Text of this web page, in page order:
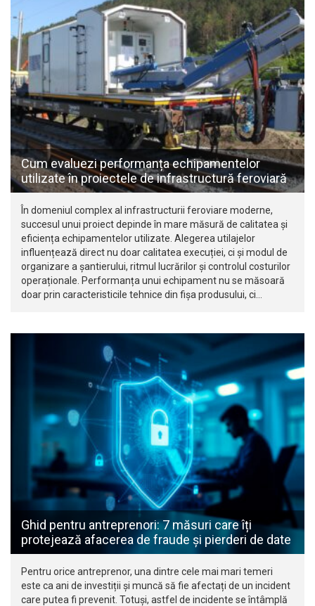
Cum evaluezi performanța echipamentelor
utilizate în proiectele de infrastructură feroviară
În domeniul complex al infrastructurii feroviare moderne,
succesul unui proiect depinde în mare măsură de calitatea și
eficiența echipamentelor utilizate. Alegerea utilajelor
influențează direct nu doar calitatea execuției, ci și modul de
organizare a șantierului, ritmul lucrărilor și controlul costurilor
operaționale. Performanța unui echipament nu se măsoară
doar prin caracteristicile tehnice din fișa produsului, ci…
Ghid pentru antreprenori: 7 măsuri care îți
protejează afacerea de fraude și pierderi de date
Pentru orice antreprenor, una dintre cele mai mari temeri
este ca ani de investiții și muncă să fie afectați de un incident
care putea fi prevenit. Totuși, astfel de incidente se întâmplă